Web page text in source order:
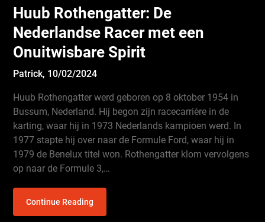
Huub Rothengatter: De
Nederlandse Racer met een
Onuitwisbare Spirit
Patrick, 10/02/2024
Huub Rothengatter werd geboren op 8 oktober 1954 in
Bussum, Nederland. Hij begon zijn racecarrière in de
karting, waar hij in 1973 Nederlands kampioen werd. In
1977 stapte hij over naar de Formule Ford, waar hij in
1979 de Benelux titel won. Rothengatter klom vervolgens
op naar de Formule 3,…
Continue Reading